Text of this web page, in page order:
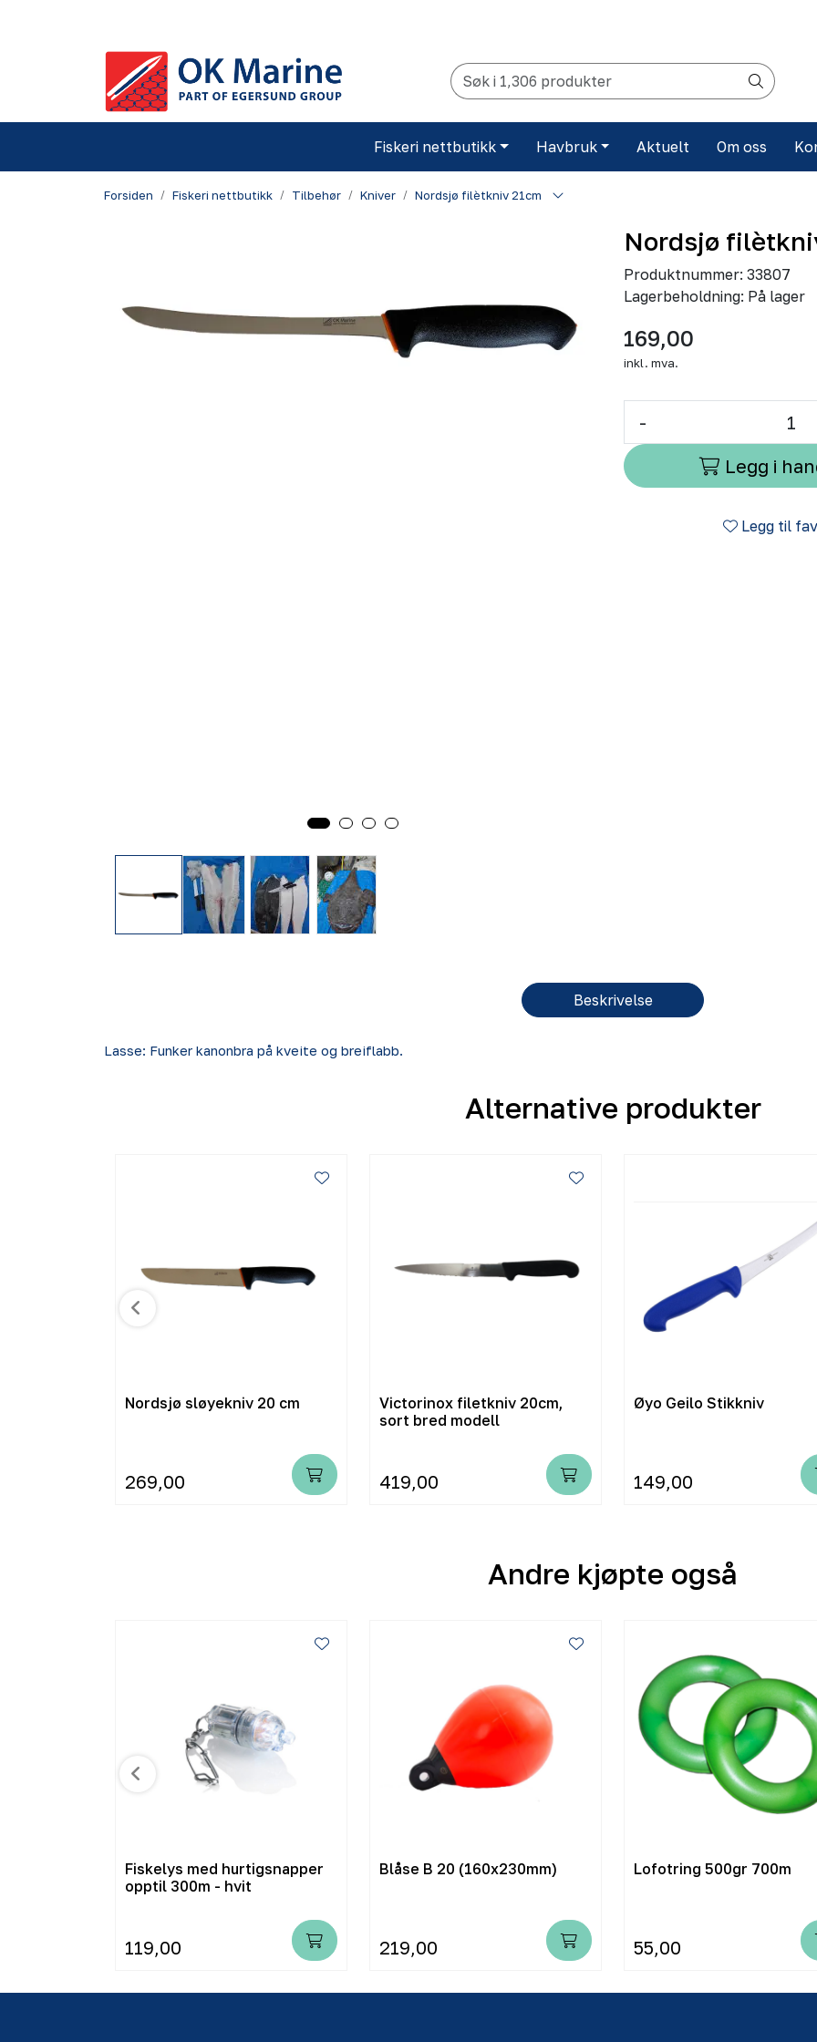
Fiskeri nettbutikk Havbruk Aktuelt Om oss
Forsiden Fiskeri nettbutikk Tilbehør Kniver Nordsjø filètkniv 21cm
Nordsjø
Produktnummer: 33807
Lagerbeholdning: På lager
169,00
inkl. mva.
-
Legg i
Legg til
Beskrivelse
Lasse: Funker kanonbra på kveite og breiflabb.
Alternative produkter
Nordsjø sløyekniv 20 cm
269,00
Victorinox filetkniv 20cm,
sort bred modell
419,00
Øyo Geilo Stikkniv
149,00
Andre kjøpte også
Fiskelys med hurtigsnapper
opptil 300m - hvit
119,00
Blåse B 20 (160x230mm)
219,00
Lofotring 500gr 700m
55,00